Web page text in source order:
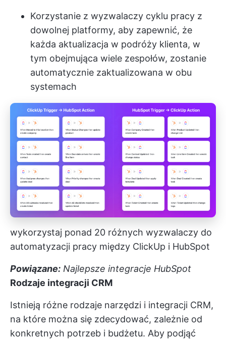
Korzystanie z wyzwalaczy cyklu pracy z
dowolnej platformy, aby zapewnić, że
każda aktualizacja w podróży klienta, w
tym obejmująca wiele zespołów, zostanie
automatycznie zaktualizowana w obu
systemach
wykorzystaj ponad 20 różnych wyzwalaczy do
automatyzacji pracy między ClickUp i HubSpot
Powiązane: Najlepsze integracje HubSpot
Rodzaje integracji CRM
Istnieją różne rodzaje narzędzi i integracji CRM,
na które można się zdecydować, zależnie od
konkretnych potrzeb i budżetu. Aby podjąć